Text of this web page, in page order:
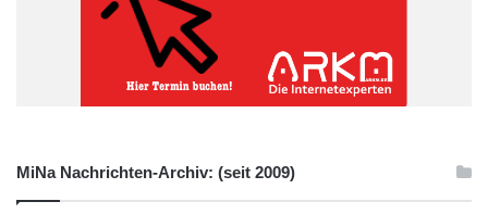
MiNa Nachrichten-Archiv: (seit 2009)